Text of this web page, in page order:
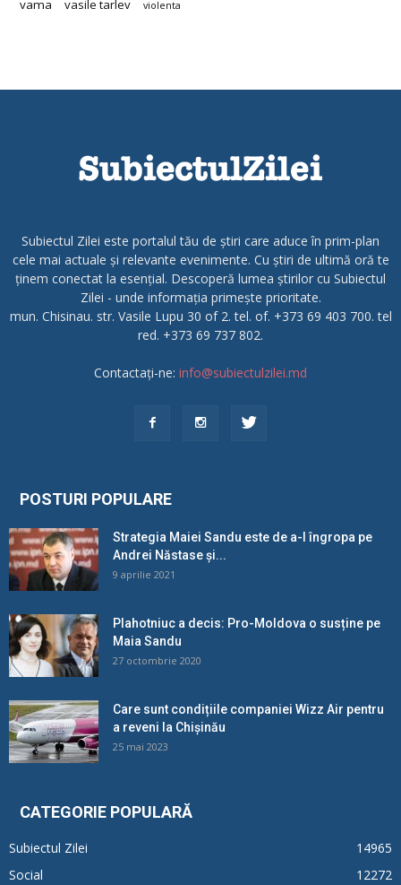
vama vasile tarlev violenta
Subiectul Zilei este portalul tău de știri care aduce în prim-plan
cele mai actuale și relevante evenimente. Cu știri de ultimă oră te
ținem conectat la esențial. Descoperă lumea știrilor cu Subiectul
Zilei - unde informația primește prioritate.
mun. Chisinau. str. Vasile Lupu 30 of 2. tel. of. +373 69 403 700. tel
red. +373 69 737 802.
Contactați-ne: info@subiectulzilei.md
POSTURI POPULARE
Strategia Maiei Sandu este de a-l îngropa pe
Andrei Năstase și...
9 aprilie 2021
Plahotniuc a decis: Pro-Moldova o susține pe
Maia Sandu
27 octombrie 2020
Care sunt condițiile companiei Wizz Air pentru
a reveni la Chișinău
25 mai 2023
CATEGORIE POPULARĂ
Subiectul Zilei
14965
Social
12272